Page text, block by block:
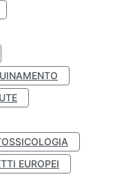
EUROPEI